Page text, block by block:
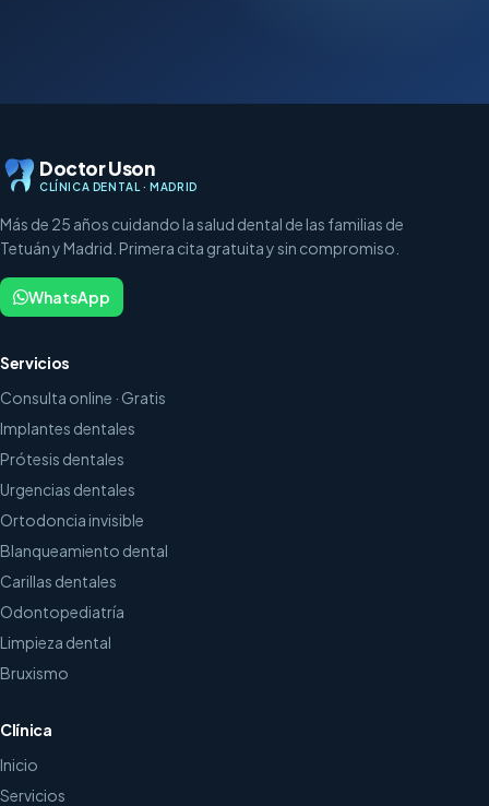
Doctor Uson
CLÍNICA DENTAL · MADRID
Más de 25 años cuidando la salud dental de las familias de
Tetuán y Madrid. Primera cita gratuita y sin compromiso.
WhatsApp
Servicios
Consulta online · Gratis
Implantes dentales
Prótesis dentales
Urgencias dentales
Ortodoncia invisible
Blanqueamiento dental
Carillas dentales
Odontopediatría
Limpieza dental
Bruxismo
Clínica
Inicio
Servicios